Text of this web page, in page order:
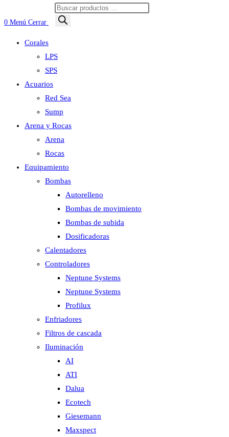
0 Menú Cerrar
Corales
LPS
SPS
Acuarios
Red Sea
Sump
Arena y Rocas
Arena
Rocas
Equipamiento
Bombas
Autorelleno
Bombas de movimiento
Bombas de subida
Dosificadoras
Calentadores
Controladores
Neptune Systems
Neptune Systems
Profilux
Enfriadores
Filtros de cascada
Iluminación
AI
ATI
Dalua
Ecotech
Giesemann
Maxspect